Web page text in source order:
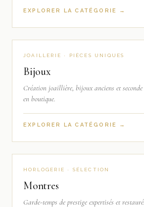
EXPLORER LA CATÉGORIE →
JOAILLERIE · PIÈCES UNIQUES
Bijoux
Création joaillière, bijoux anciens et
en boutique.
EXPLORER LA CATÉGORIE →
HORLOGERIE · SÉLECTION
Montres
Garde-temps de prestige expertisés et